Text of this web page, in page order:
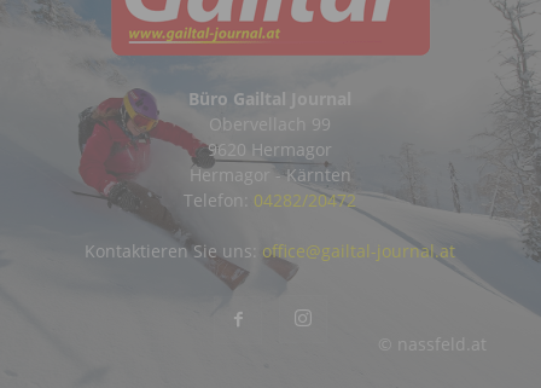
Büro Gailtal Journal
Obervellach 99
9620 Hermagor
Hermagor - Kärnten
Telefon: 04282/20472
© nassfeld.at
Kontaktieren Sie uns: office@gailtal-journal.at